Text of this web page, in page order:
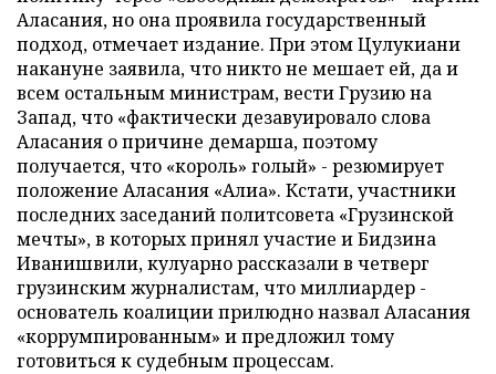
Аласания, но она проявила государственный
подход, отмечает издание. При этом Цулукиани
накануне заявила, что никто не мешает ей, да и
всем остальным министрам, вести Грузию на
Запад, что «фактически дезавуировало слова
Аласания о причине демарша, поэтому
получается, что «король» голый» - резюмирует
положение Аласания «Алиа». Кстати, участники
последних заседаний политсовета «Грузинской
мечты», в которых принял участие и Бидзина
Иванишвили, кулуарно рассказали в четверг
грузинским журналистам, что миллиардер -
основатель коалиции прилюдно назвал Аласания
«коррумпированным» и предложил тому
готовиться к судебным процессам.